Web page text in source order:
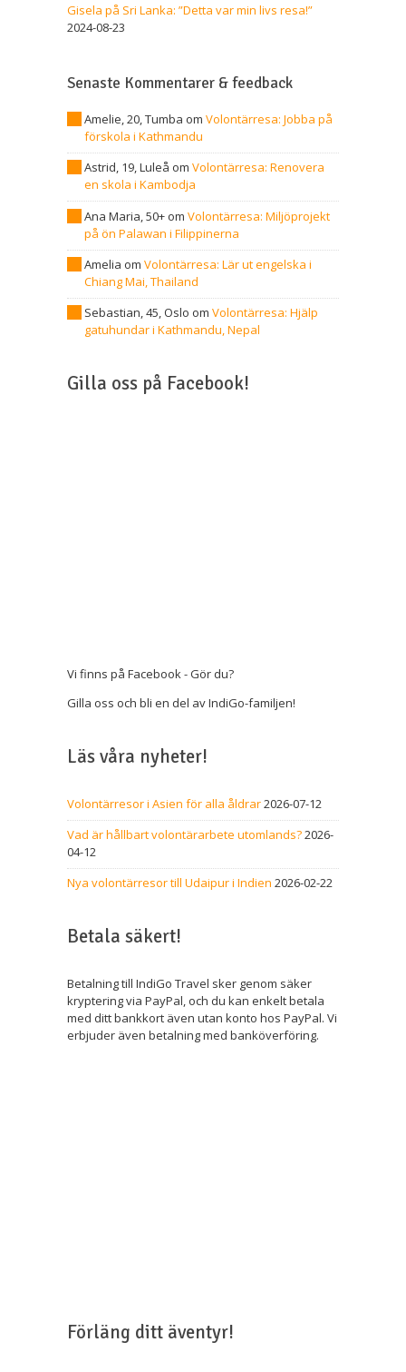
Gisela på Sri Lanka: ”Detta var min livs resa!”
2024-08-23
Senaste Kommentarer & feedback
Amelie, 20, Tumba om Volontärresa: Jobba på
förskola i Kathmandu
Astrid, 19, Luleå om Volontärresa: Renovera
en skola i Kambodja
Ana Maria, 50+ om Volontärresa: Miljöprojekt
på ön Palawan i Filippinerna
Amelia om Volontärresa: Lär ut engelska i
Chiang Mai, Thailand
Sebastian, 45, Oslo om Volontärresa: Hjälp
gatuhundar i Kathmandu, Nepal
Gilla oss på Facebook!
Vi finns på Facebook - Gör du?
Gilla oss och bli en del av IndiGo-familjen!
Läs våra nyheter!
Volontärresor i Asien för alla åldrar2026-07-12
Vad är hållbart volontärarbete utomlands?2026-
04-12
Nya volontärresor till Udaipur i Indien 2026-02-22
Betala säkert!
Betalning till IndiGo Travel sker genom säker
kryptering via PayPal, och du kan enkelt betala
med ditt bankkort även utan konto hos PayPal. Vi
erbjuder även betalning med banköverföring.
Förläng ditt äventyr!